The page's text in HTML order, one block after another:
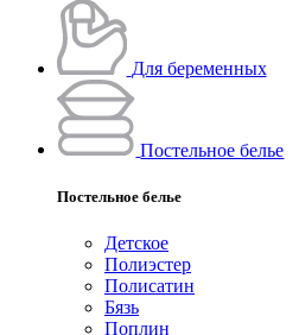
Для беременных
Постельное белье
Постельное белье
Детское
Полиэстeр
Полисатин
Бязь
Поплин